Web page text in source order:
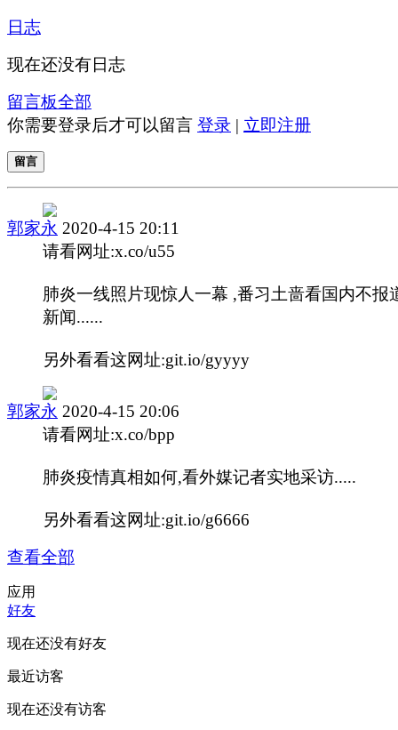
日志
现在还没有日志
留言板全部
你需要登录后才可以留言 登录 | 立即注册
留言
郭家永 2020-4-15 20:11
请看网址:x.co/u55
肺炎一线照片现惊人一幕 ,番习土啬看国内不报
新闻......
另外看看这网址:git.io/gyyyy
郭家永 2020-4-15 20:06
请看网址:x.co/bpp
肺炎疫情真相如何,看外媒记者实地采访.....
另外看看这网址:git.io/g6666
查看全部
应用
好友
现在还没有好友
最近访客
现在还没有访客